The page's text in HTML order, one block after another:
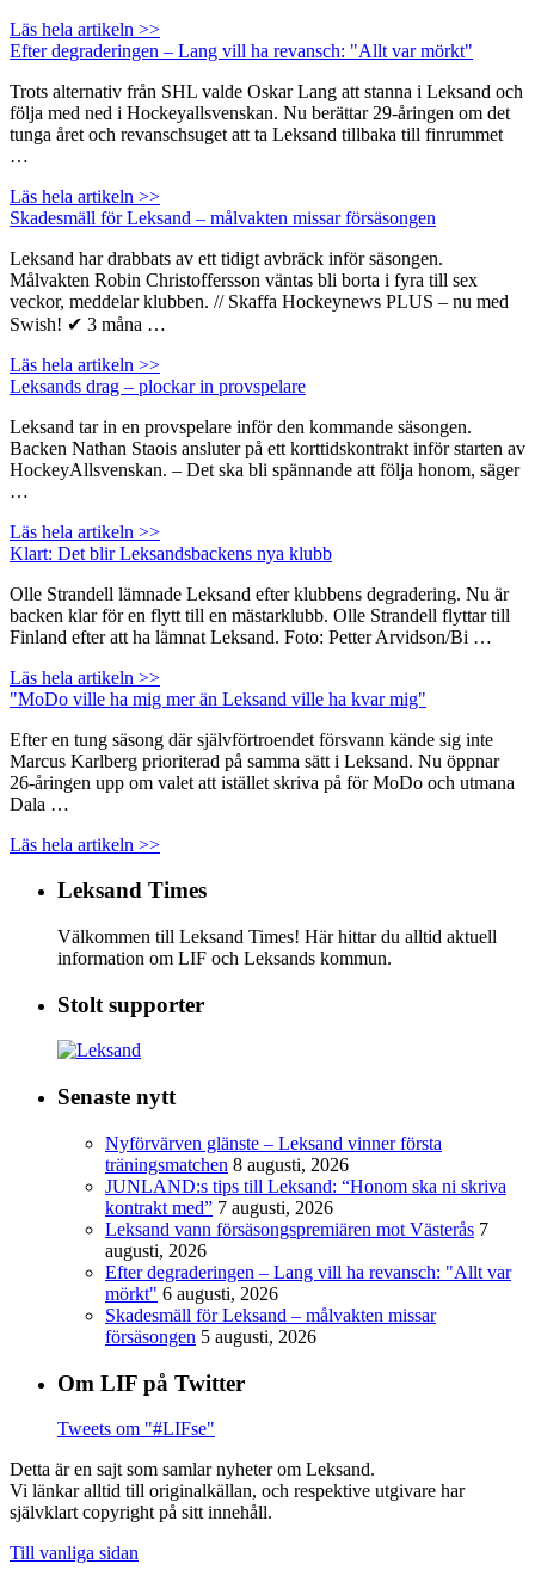
Läs hela artikeln >>
Efter degraderingen – Lang vill ha revansch: "Allt var mörkt"
Trots alternativ från SHL valde Oskar Lang att stanna i Leksand och
följa med ned i Hockeyallsvenskan. Nu berättar 29-åringen om det
tunga året och revanschsuget att ta Leksand tillbaka till finrummet
…
Läs hela artikeln >>
Skadesmäll för Leksand – målvakten missar försäsongen
Leksand har drabbats av ett tidigt avbräck inför säsongen.
Målvakten Robin Christoffersson väntas bli borta i fyra till sex
veckor, meddelar klubben. // Skaffa Hockeynews PLUS – nu med
Swish! ✔ 3 måna …
Läs hela artikeln >>
Leksands drag – plockar in provspelare
Leksand tar in en provspelare inför den kommande säsongen.
Backen Nathan Staois ansluter på ett korttidskontrakt inför starten av
HockeyAllsvenskan. – Det ska bli spännande att följa honom, säger
…
Läs hela artikeln >>
Klart: Det blir Leksandsbackens nya klubb
Olle Strandell lämnade Leksand efter klubbens degradering. Nu är
backen klar för en flytt till en mästarklubb. Olle Strandell flyttar till
Finland efter att ha lämnat Leksand. Foto: Petter Arvidson/Bi …
Läs hela artikeln >>
"MoDo ville ha mig mer än Leksand ville ha kvar mig"
Efter en tung säsong där självförtroendet försvann kände sig inte
Marcus Karlberg prioriterad på samma sätt i Leksand. Nu öppnar
26-åringen upp om valet att istället skriva på för MoDo och utmana
Dala …
Läs hela artikeln >>
Leksand Times
Välkommen till Leksand Times! Här hittar du alltid aktuell
information om LIF och Leksands kommun.
Stolt supporter
Senaste nytt
Nyförvärven glänste – Leksand vinner första
träningsmatchen 8 augusti, 2026
JUNLAND:s tips till Leksand: “Honom ska ni skriva
kontrakt med” 7 augusti, 2026
Leksand vann försäsongspremiären mot Västerås 7
augusti, 2026
Efter degraderingen – Lang vill ha revansch: "Allt var
mörkt" 6 augusti, 2026
Skadesmäll för Leksand – målvakten missar
försäsongen 5 augusti, 2026
Om LIF på Twitter
Tweets om "#LIFse"
Detta är en sajt som samlar nyheter om Leksand.
Vi länkar alltid till originalkällan, och respektive utgivare har
självklart copyright på sitt innehåll.
Till vanliga sidan